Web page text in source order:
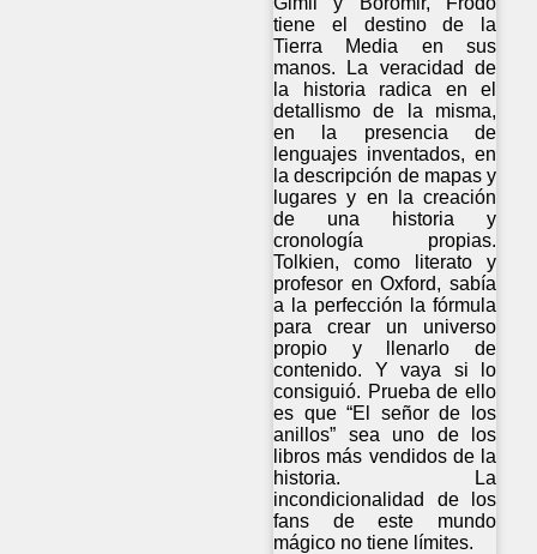
tiene el destino de la
Tierra Media en sus
manos. La veracidad de
la historia radica en el
detallismo de la misma,
en la presencia de
lenguajes inventados, en
la descripción de mapas y
lugares y en la creación
de una historia y
cronología propias.
Tolkien, como literato y
profesor en Oxford, sabía
a la perfección la fórmula
para crear un universo
propio y llenarlo de
contenido. Y vaya si lo
consiguió. Prueba de ello
es que “El señor de los
anillos” sea uno de los
libros más vendidos de la
historia. La
incondicionalidad de los
fans de este mundo
mágico no tiene límites.